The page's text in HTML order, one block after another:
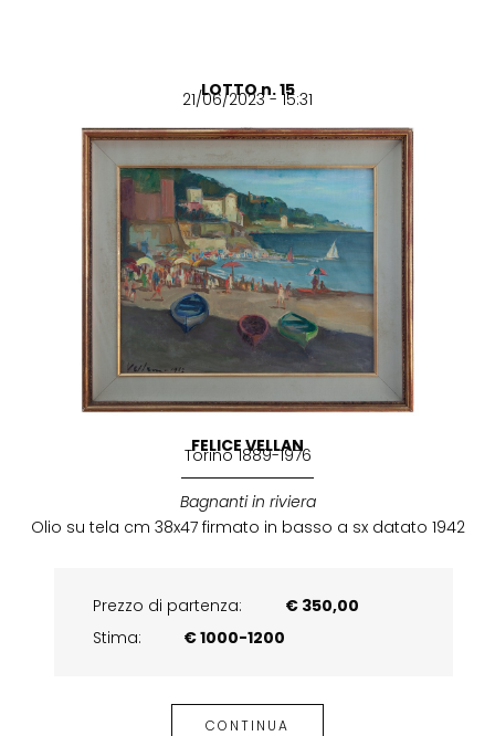
LOTTO n. 15
21/06/2023 - 15:31
FELICE VELLAN
Torino 1889-1976
Bagnanti in riviera
Olio su tela cm 38x47 firmato in basso a sx datato 1942
Prezzo di partenza:
€ 350,00
Stima:
€ 1000-1200
CONTINUA